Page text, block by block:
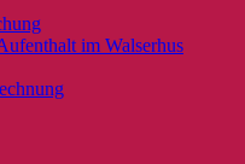
im Walserhus